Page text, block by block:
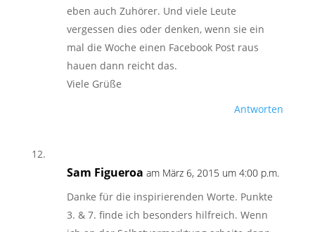
eben auch Zuhörer. Und viele Leute
vergessen dies oder denken, wenn sie ein
mal die Woche einen Facebook Post raus
hauen dann reicht das.
Viele Grüße
Antworten
Sam Figueroa am März 6, 2015 um 4:00 p.m.
Danke für die inspirierenden Worte. Punkte
3. & 7. finde ich besonders hilfreich. Wenn